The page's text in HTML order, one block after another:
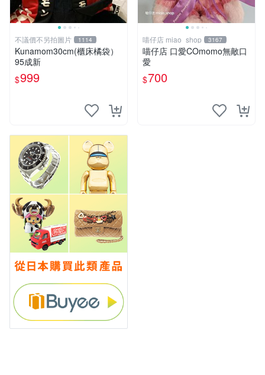
不議價不另拍圖片 1114
Kunamom30cm(櫃床橘袋）
95成新
$999
喵仔店 miao_shop 3167
喵仔店 口愛COmomo無敵口
愛
$700